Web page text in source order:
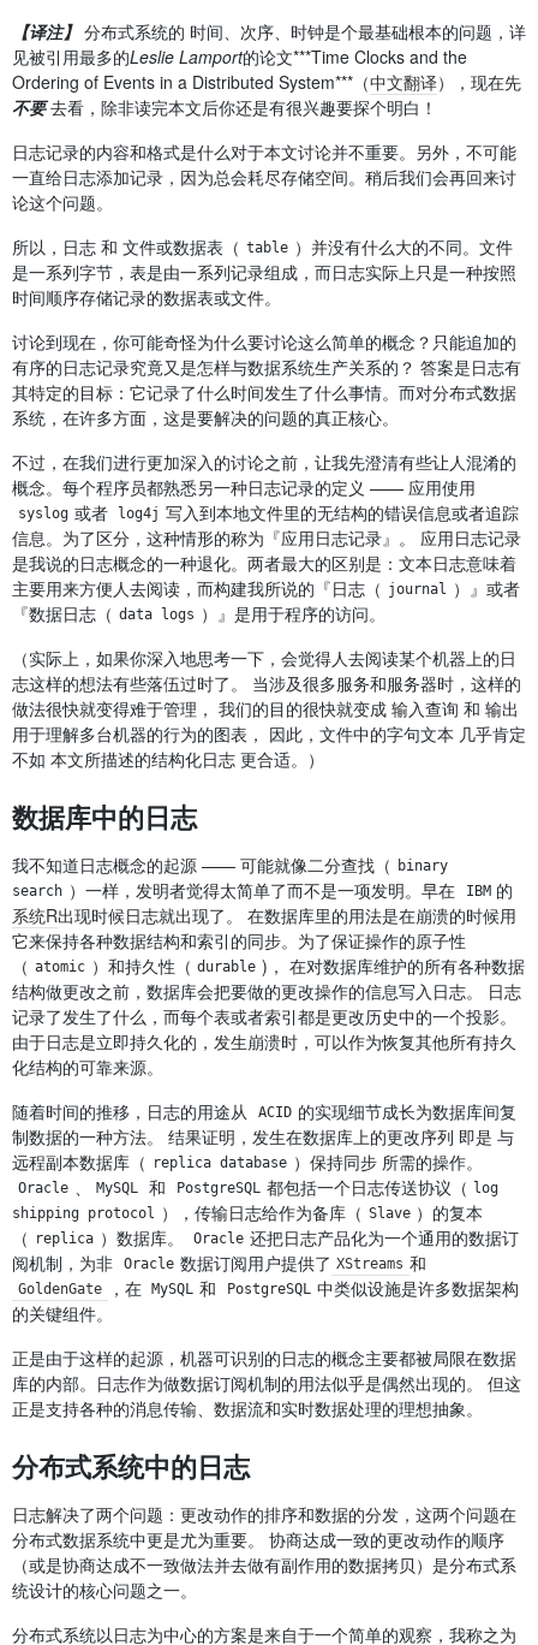
【译注】 分布式系统的 时间、次序、时钟是个最基础根本的问题，详
见被引用最多的Leslie Lamport的论文***Time Clocks and the
Ordering of Events in a Distributed System***（中文翻译），现在先
不要去看，除非读完本文后你还是有很兴趣要探个明白！
日志记录的内容和格式是什么对于本文讨论并不重要。另外，不可能
一直给日志添加记录，因为总会耗尽存储空间。稍后我们会再回来讨
论这个问题。
所以，日志 和 文件或数据表（ table ）并没有什么大的不同。文件
是一系列字节，表是由一系列记录组成，而日志实际上只是一种按照
时间顺序存储记录的数据表或文件。
讨论到现在，你可能奇怪为什么要讨论这么简单的概念？只能追加的
有序的日志记录究竟又是怎样与数据系统生产关系的？ 答案是日志有
其特定的目标：它记录了什么时间发生了什么事情。而对分布式数据
系统，在许多方面，这是要解决的问题的真正核心。
不过，在我们进行更加深入的讨论之前，让我先澄清有些让人混淆的
概念。每个程序员都熟悉另一种日志记录的定义 —— 应用使用
syslog 或者 log4j 写入到本地文件里的无结构的错误信息或者追踪
信息。为了区分，这种情形的称为『应用日志记录』。 应用日志记录
是我说的日志概念的一种退化。两者最大的区别是：文本日志意味着
主要用来方便人去阅读，而构建我所说的『日志（ journal ）』或者
『数据日志（ data logs ）』是用于程序的访问。
（实际上，如果你深入地思考一下，会觉得人去阅读某个机器上的日
志这样的想法有些落伍过时了。 当涉及很多服务和服务器时，这样的
做法很快就变得难于管理， 我们的目的很快就变成 输入查询 和 输出
用于理解多台机器的行为的图表， 因此，文件中的字句文本 几乎肯定
不如 本文所描述的结构化日志 更合适。）
数据库中的日志
我不知道日志概念的起源 —— 可能就像二分查找（
binary
search ）一样，发明者觉得太简单了而不是一项发明。早在 IBM 的
系统R出现时候日志就出现了。 在数据库里的用法是在崩溃的时候用
它来保持各种数据结构和索引的同步。为了保证操作的原子性
（ atomic ）和持久性（ durable )， 在对数据库维护的所有各种数据
结构做更改之前，数据库会把要做的更改操作的信息写入日志。 日志
记录了发生了什么，而每个表或者索引都是更改历史中的一个投影。
由于日志是立即持久化的，发生崩溃时，可以作为恢复其他所有持久
化结构的可靠来源。
随着时间的推移，日志的用途从
ACID 的实现细节成长为数据库间复
制数据的一种方法。 结果证明，发生在数据库上的更改序列 即是 与
远程副本数据库（
replica database ）保持同步 所需的操作。
Oracle MySQL 和 PostgreSQL 都包括一个日志传送协议（ log
shipping protocol ），传输日志给作为备库（ Slave ）的复本
（
replica ）数据库。 Oracle 还把日志产品化为一个通用的数据订
阅机制，为非
Oracle 数据订阅用户提供了 XStreams 和
GoldenGate ，在 MySQL 和 PostgreSQL 中类似设施是许多数据架构
的关键组件。
正是由于这样的起源，机器可识别的日志的概念主要都被局限在数据
库的内部。日志作为做数据订阅机制的用法似乎是偶然出现的。 但这
正是支持各种的消息传输、数据流和实时数据处理的理想抽象。
分布式系统中的日志
日志解决了两个问题：更改动作的排序和数据的分发，这两个问题在
分布式数据系统中更是尤为重要。 协商达成一致的更改动作的顺序
（或是协商达成不一致做法并去做有副作用的数据拷贝）是分布式系
统设计的核心问题之一。
分布式系统以日志为中心的方案是来自于一个简单的观察，我称之为